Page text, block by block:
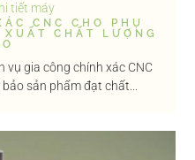
tiết máy
CNC CHO PHỤ
CHẤT LƯỢNG
vụ gia công chính xác CNC
sản phẩm đạt chất...